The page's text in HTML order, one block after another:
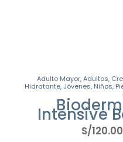
Adulto Mayor,Adultos,
Hidratante, Jóvenes, Niños,
Intensive
S/120.00